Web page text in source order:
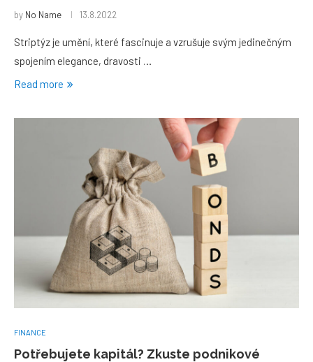
by No Name 13.8.2022
Striptýz je umění, které fascinuje a vzrušuje svým jedinečným
spojením elegance, dravosti …
Read more
FINANCE
Potřebujete kapitál? Zkuste podnikové